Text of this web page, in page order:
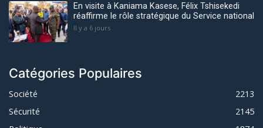
En visite à Kaniama Kasese, Félix Tshisekedi
réaffirme le rôle stratégique du Service national
Il y a 6 jours
Catégories Populaires
Société
2213
Sécurité
2145